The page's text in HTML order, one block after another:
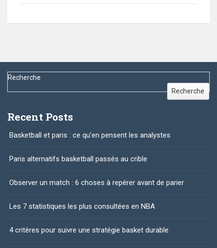
Recherche
Recherche
Recent Posts
Basketball et paris : ce qu’en pensent les analystes
Paris alternatifs basketball passés au crible
Observer un match : 6 choses à repérer avant de parier
Les 7 statistiques les plus consultées en NBA
4 critères pour suivre une stratégie basket durable